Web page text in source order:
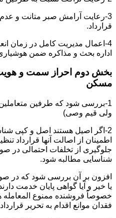
3-رعایت آرامش صبر متانت و
قرارداد.
4-اعمال مدیریت کامل در زمان
اداره بحث و مذاکره ضمن
بخش دوم احراز سمت و
مسکن
1-بررسی شود که طرفین متعاملین
ولی قیم وصی)
2-اگر اصیل هستند اصل و کپی
اطمینان از اصالت آنها قرارداد
جلوگیری از تخلفات احتمالی در
شناسایی مطالبه شود.
افزون بر آن بررسی شود که در
یا خیر و آیا گواهی پایان خدمت
خصوصاً فروشنده ممنوع
فقدان موانع اقدام به تحریر